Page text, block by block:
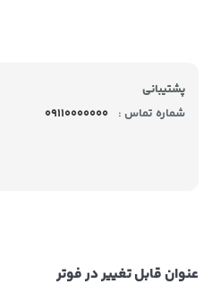
پشتیبانی
شماره تماس :
09110000000
عنوان قابل تغییر در فوتر